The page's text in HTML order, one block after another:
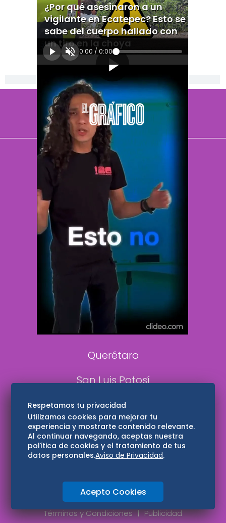
¿Por qué asesinaron a un
vigilante en Ecatepec? Esto se
sabe del cuerpo hallado con
un tiro en la choya
0:00 / 0:00
[Publicidad]
El Universal
Vive USA
Clase
De 10 sports
DeDinero
Confabulario
Aviso Oportuno
Consultas
Querétaro
San Luis Potosí
Edomex
Consultas
Hidalgo
Oaxaca
Aviso de privacidad
Directorio
Términos y Condiciones
Publicidad
Respetamos tu privacidad
Utilizamos cookies para mejorar tu
experiencia y mostrarte contenido relevante.
Al continuar navegando, aceptas nuestra
política de cookies y el tratamiento de tus
datos personales.Aviso de Privacidad.
Acepto Cookies